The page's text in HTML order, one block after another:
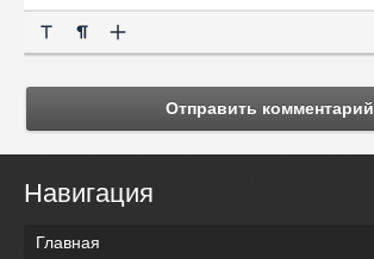
Отправить комментарий
Навигация
Главная